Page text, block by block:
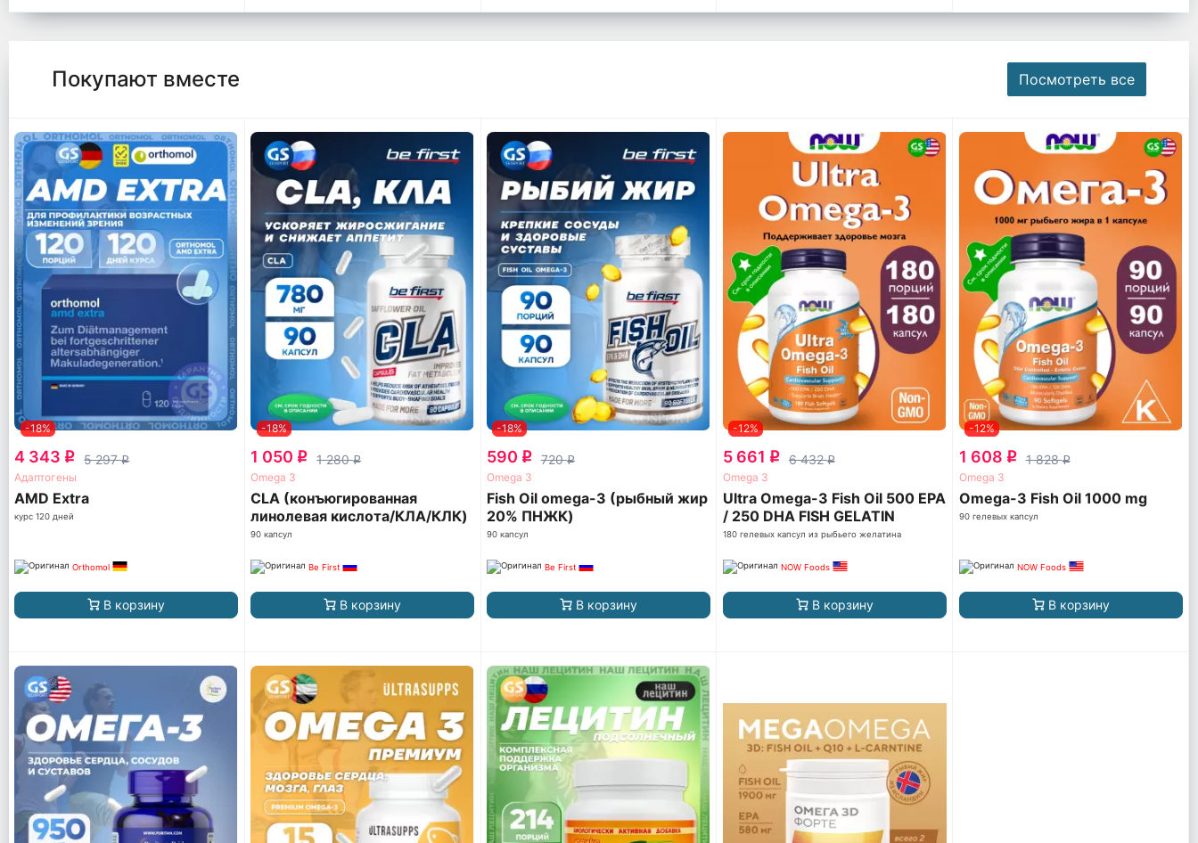
Покупают вместе Посмотреть все
-18%
4 343 q 5 297q
Адаптогены
AМD Extra
курс 120 дней
Orthomol
В корзину
-18%
1 050 q 1 280q
Omega 3
CLA (конъюгированная
линолевая кислота/КЛА/КЛК)
90 капсул
Be First
В корзину
-18%
590 q 720q
Omega 3
Fish Oil omega-3 (рыбный жир
20% ПНЖК)
90 капсул
Be First
В корзину
-12%
5 661 q 6 432q
Omega 3
Ultra Omega-3 Fish Oil 500 EPA
/ 250 DHA FISH GELATIN
180 гелевых капсул из рыбьего желатина
NOW Foods
В корзину
-12%
1 608 q 1 828q
Omega 3
Omega-3 Fish Oil 1000 mg
90 гелевых капсул
NOW Foods
В корзину